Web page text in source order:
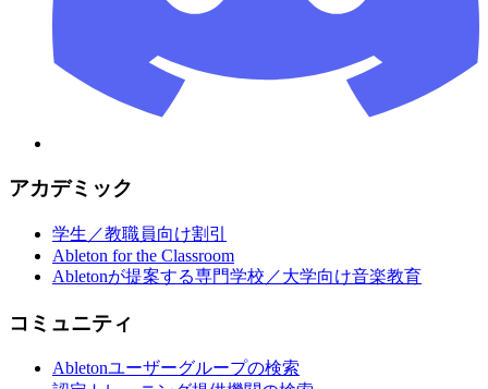
アカデミック
学生／教職員向け割引
Ableton for the Classroom
Abletonが提案する専門学校／大学向け音楽教育
コミュニティ
Abletonユーザーグループの検索